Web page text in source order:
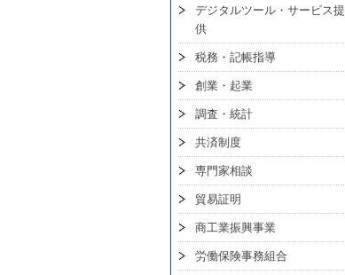
デジタルツール・サービス提
供
税務・記帳指導
創業・起業
調査・統計
共済制度
専門家相談
貿易証明
商工業振興事業
労働保険事務組合